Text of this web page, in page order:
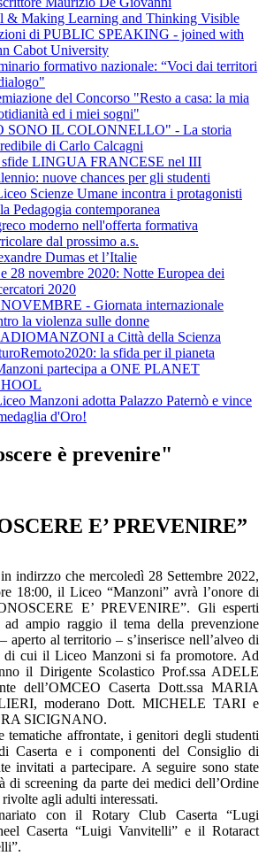
& Making Learning and Thinking Visible
di PUBLIC SPEAKING - joined with
Cabot University
formativo nazionale: “Voci dai territori
del Concorso "Resto a casa: la mia
ed i miei sogni"
SONO IL COLONNELLO" - La storia
di Carlo Calcagni
LINGUA FRANCESE nel III
nuove chances per gli studenti
Scienze Umane incontra i protagonisti
Pedagogia contemporanea
moderno nell'offerta formativa
dal prossimo a.s.
Dumas et l’Italie
28 novembre 2020: Notte Europea dei
2020
- Giornata internazionale
la violenza sulle donne
a Città della Scienza
la sfida per il pianeta
partecipa a ONE PLANET
Manzoni adotta Palazzo Paternò e vince
d'Oro!
è prevenire"
E’ PREVENIRE”
indirzzo che mercoledì 28 Settembre 2022,
18:00, il Liceo “Manzoni” avrà l’onore di
E’ PREVENIRE”. Gli esperti
ad ampio raggio il tema della prevenzione
aperto al territorio – s’inserisce nell’alveo di
di cui il Liceo Manzoni si fa promotore. Ad
il Dirigente Scolastico Prof.ssa ADELE
dell’OMCEO Caserta Dott.ssa MARIA
moderano Dott. MICHELE TARI e
SICIGNANO.
tematiche affrontate, i genitori degli studenti
Caserta e i componenti del Consiglio di
invitati a partecipare. A seguire sono state
di screening da parte dei medici dell’Ordine
agli adulti interessati.
con il Rotary Club Caserta “Lugi
Caserta “Luigi Vanvitelli” e il Rotaract